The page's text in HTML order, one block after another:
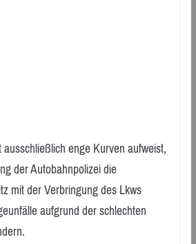
enge Kurven aufweist,
der Autobahnpolizei die
mit der Verbringung des Lkws
aufgrund der schlechten